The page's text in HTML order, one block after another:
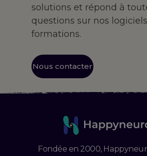
solutions et répond à
questions sur nos
formations.
Nous contacter
Fondée en 2000,